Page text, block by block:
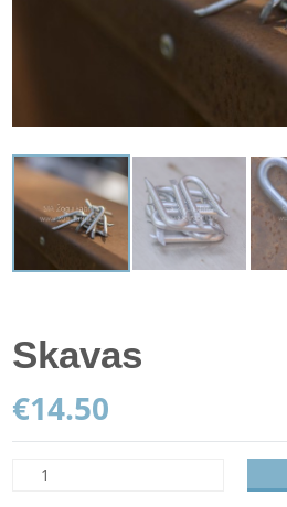
Skavas
€14.50